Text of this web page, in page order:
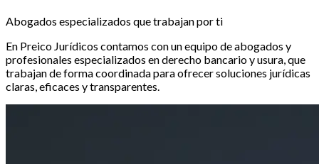
Abogados especializados que trabajan por ti
En Preico Jurídicos contamos con un equipo de abogados y
profesionales especializados en derecho bancario y usura, que
trabajan de forma coordinada para ofrecer soluciones jurídicas
claras, eficaces y transparentes.